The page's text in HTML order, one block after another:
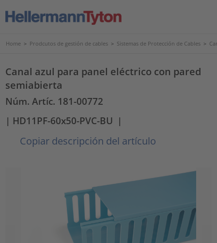
Home > Prodcutos de gestión de cables > Sistemas de Protección de Cables >
Canal azul para panel eléctrico con pared
semiabierta
Núm. Artíc. 181-00772
| HD11PF-60x50-PVC-BU |
Copiar descripción del artículo